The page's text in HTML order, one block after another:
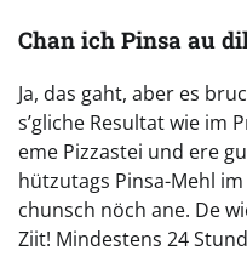
Chan ich Pinsa au
Ja, das gaht, aber es
s’gliche Resultat wie im
eme Pizzastei und ere
hützutags Pinsa-Mehl
chunsch nöch ane. De
Ziit! Mindestens 24